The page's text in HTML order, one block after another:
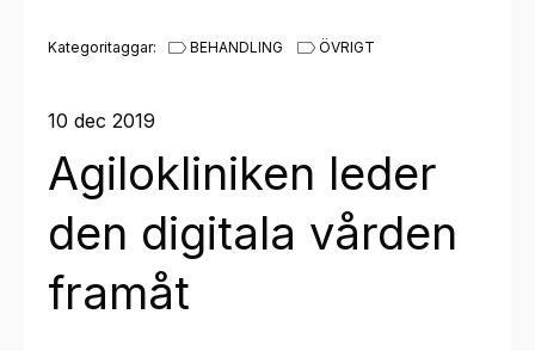
Kategoritaggar: BEHANDLING ÖVRIGT
10 dec 2019
Agilokliniken leder
den digitala vården
framåt